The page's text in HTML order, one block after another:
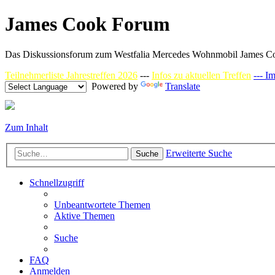
James Cook Forum
Das Diskussionsforum zum Westfalia Mercedes Wohnmobil James
Teilnehmerliste Jahrestreffen 2026 --- Infos zu aktuellen Treffen ---
Powered by
Translate
Zum Inhalt
Suche Erweiterte Suche
Schnellzugriff
Unbeantwortete Themen
Aktive Themen
Suche
FAQ
Anmelden